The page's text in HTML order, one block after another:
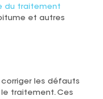
du traitement
et autres
les défauts
traitement. Ces